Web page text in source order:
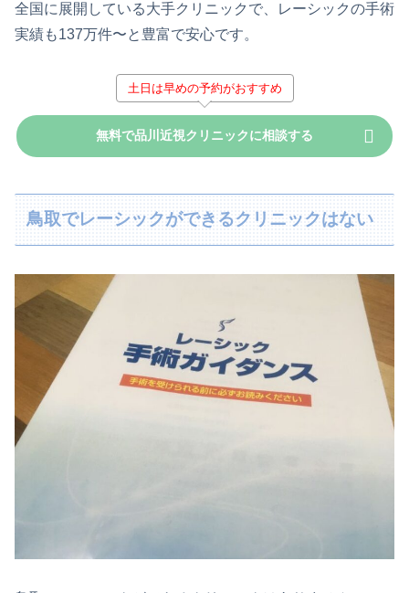
全国に展開している大手クリニックで、レーシックの手術
実績も137万件〜と豊富で安心です。
土日は早めの予約がおすすめ
無料で品川近視クリニックに相談する
鳥取でレーシックができるクリニックはない